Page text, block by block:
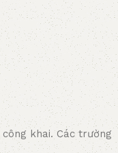
khai. Các trường